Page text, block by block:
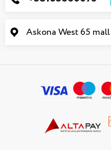
Askona West 65 mall